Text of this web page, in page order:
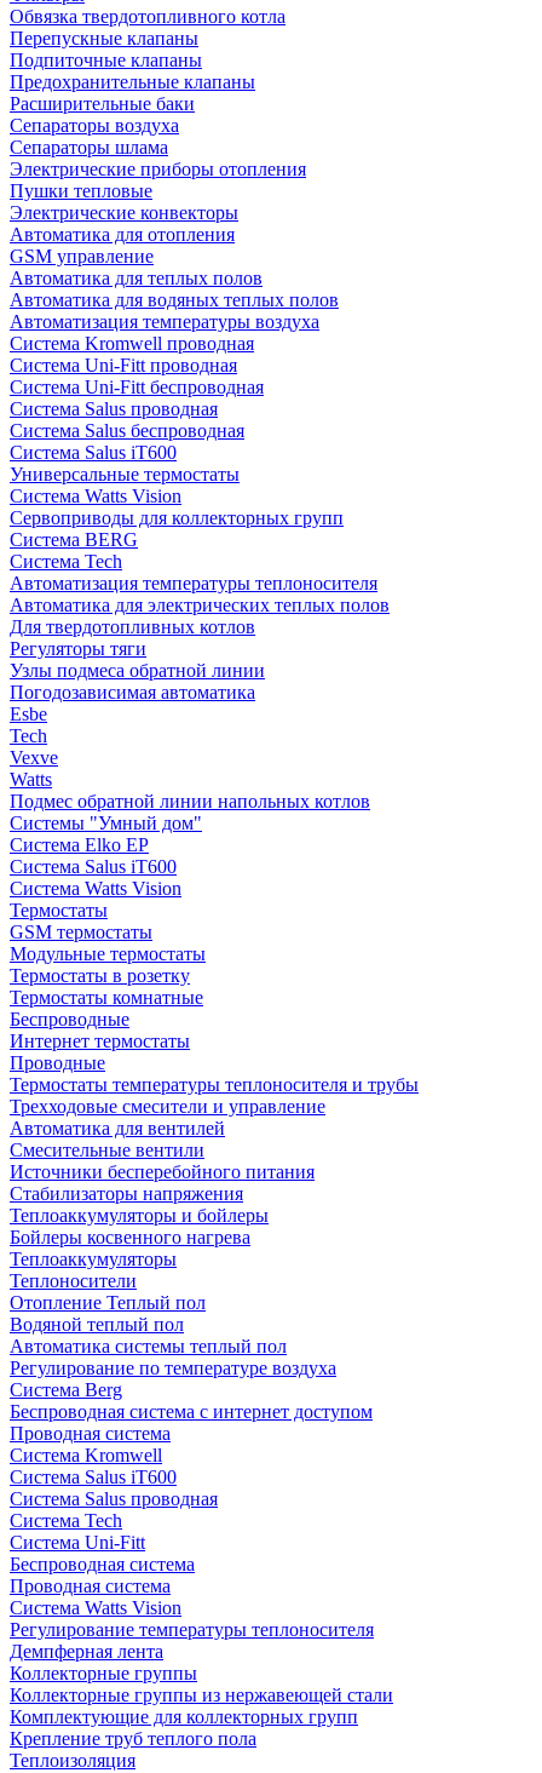
Обвязка твердотопливного котла
Перепускные клапаны
Подпиточные клапаны
Предохранительные клапаны
Расширительные баки
Сепараторы воздуха
Сепараторы шлама
Электрические приборы отопления
Пушки тепловые
Электрические конвекторы
Автоматика для отопления
GSM управление
Автоматика для теплых полов
Автоматика для водяных теплых полов
Автоматизация температуры воздуха
Система Kromwell проводная
Система Uni-Fitt проводная
Система Uni-Fitt беспроводная
Система Salus проводная
Система Salus беспроводная
Система Salus iT600
Универсальные термостаты
Система Watts Vision
Сервоприводы для коллекторных групп
Система BERG
Система Tech
Автоматизация температуры теплоносителя
Автоматика для электрических теплых полов
Для твердотопливных котлов
Регуляторы тяги
Узлы подмеса обратной линии
Погодозависимая автоматика
Esbe
Tech
Vexve
Watts
Подмес обратной линии напольных котлов
Системы "Умный дом"
Система Elko EP
Система Salus iT600
Система Watts Vision
Термостаты
GSM термостаты
Модульные термостаты
Термостаты в розетку
Термостаты комнатные
Беспроводные
Интернет термостаты
Проводные
Термостаты температуры теплоносителя и трубы
Трехходовые смесители и управление
Автоматика для вентилей
Смесительные вентили
Источники бесперебойного питания
Стабилизаторы напряжения
Теплоаккумуляторы и бойлеры
Бойлеры косвенного нагрева
Теплоаккумуляторы
Теплоносители
Отопление Теплый пол
Водяной теплый пол
Автоматика системы теплый пол
Регулирование по температуре воздуха
Система Berg
Беспроводная система с интернет доступом
Проводная система
Система Kromwell
Система Salus iT600
Система Salus проводная
Система Tech
Система Uni-Fitt
Беспроводная система
Проводная система
Система Watts Vision
Регулирование температуры теплоносителя
Демпферная лента
Коллекторные группы
Коллекторные группы из нержавеющей стали
Комплектующие для коллекторных групп
Крепление труб теплого пола
Теплоизоляция